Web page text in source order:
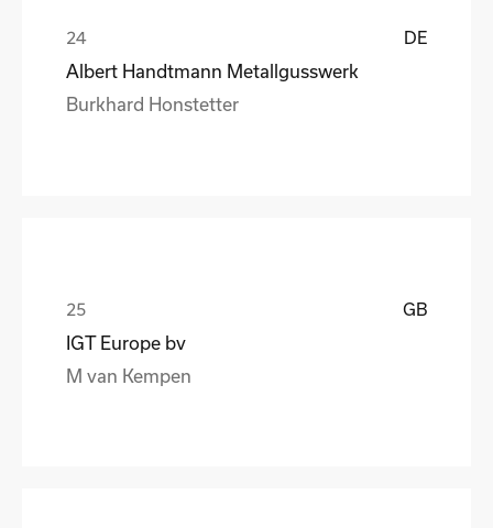
DE
Albert Handtmann Metallgusswerk
Burkhard Honstetter
GB
IGT Europe bv
M van Kempen